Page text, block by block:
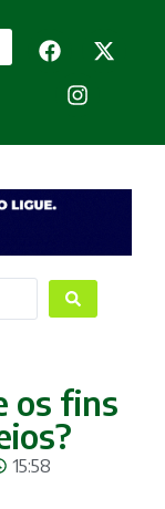
os fins
15:58